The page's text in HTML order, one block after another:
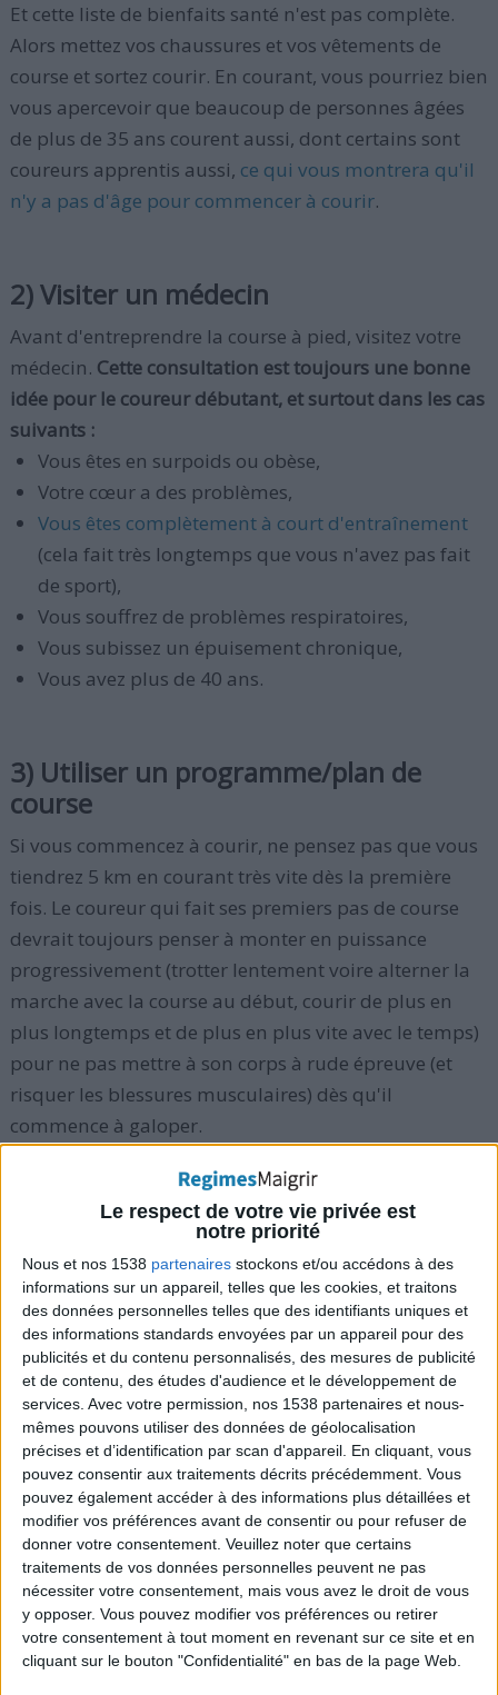
Le respect de votre vie privée est
notre priorité
Nous et nos 1538 partenaires stockons et/ou accédons à des
informations sur un appareil, telles que les cookies, et traitons
des données personnelles telles que des identifiants uniques et
des informations standards envoyées par un appareil pour des
publicités et du contenu personnalisés, des mesures de publicité
et de contenu, des études d'audience et le développement de
services. Avec votre permission, nos 1538 partenaires et nous-
mêmes pouvons utiliser des données de géolocalisation
précises et d’identification par scan d'appareil. En cliquant, vous
pouvez consentir aux traitements décrits précédemment. Vous
pouvez également accéder à des informations plus détaillées et
modifier vos préférences avant de consentir ou pour refuser de
donner votre consentement. Veuillez noter que certains
traitements de vos données personnelles peuvent ne pas
nécessiter votre consentement, mais vous avez le droit de vous
y opposer. Vous pouvez modifier vos préférences ou retirer
votre consentement à tout moment en revenant sur ce site et en
cliquant sur le bouton "Confidentialité" en bas de la page Web.
Et cette liste de bienfaits santé n'est pas complète.
Alors mettez vos chaussures et vos vêtements de
course et sortez courir. En courant, vous pourriez bien
vous apercevoir que beaucoup de personnes âgées
de plus de 35 ans courent aussi, dont certains sont
coureurs apprentis aussi, ce qui vous montrera qu'il
n'y a pas d'âge pour commencer à courir.
2) Visiter un médecin
Avant d'entreprendre la course à pied, visitez votre
médecin. Cette consultation est toujours une bonne
idée pour le coureur débutant, et surtout dans les cas
suivants :
Vous êtes en surpoids ou obèse,
Votre cœur a des problèmes,
Vous êtes complètement à court d'entraînement
(cela fait très longtemps que vous n'avez pas fait
de sport),
Vous souffrez de problèmes respiratoires,
Vous subissez un épuisement chronique,
Vous avez plus de 40 ans.
3) Utiliser un programme/plan de
course
Si vous commencez à courir, ne pensez pas que vous
tiendrez 5 km en courant très vite dès la première
fois. Le coureur qui fait ses premiers pas de course
devrait toujours penser à monter en puissance
progressivement (trotter lentement voire alterner la
marche avec la course au début, courir de plus en
plus longtemps et de plus en plus vite avec le temps)
pour ne pas mettre à son corps à rude épreuve (et
risquer les blessures musculaires) dès qu'il
commence à galoper.
Utiliser un programme de course adapté aux
coureurs débutants est utile pour :
Augmenter la forme physique graduellement,
Aider à maigrir progressivement,
Donner un accroissement musculaire lent mais
sain, ce qui réduit le risque de blessures.
Beaucoup trop de coureurs novices commencent à
courir trop longtemps et/ou trop vite dès les premiers
jours, et sont obligés de s'arrêter quasiment aussitôt
à cause de blessures. Ne faites pas partie des
coureurs inexpérimentés et trop enthousiastes.Nous
avons suggéré 2 programmes de course dans un
autre article.